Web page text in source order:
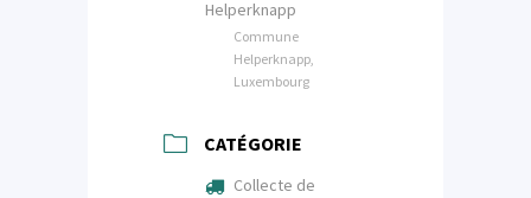
Helperknapp
Commune
Helperknapp,
Luxembourg
CATÉGORIE
Collecte de